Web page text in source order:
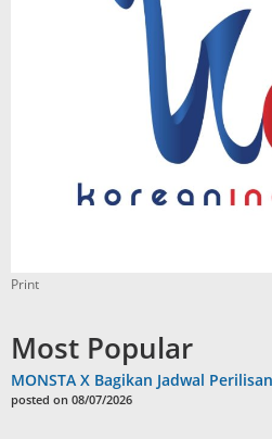
Print
Most Popular
MONSTA X Bagikan Jadwal
posted on 08/07/2026